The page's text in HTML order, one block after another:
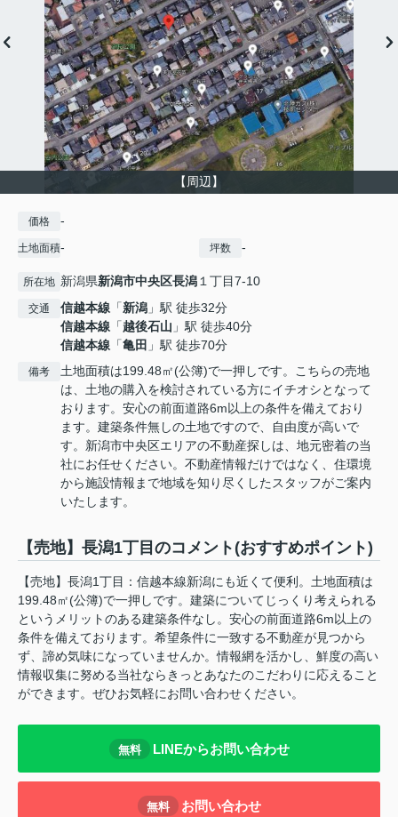
【周辺】
価格 -
土地面積- 坪数 -
所在地 新潟県新潟市中央区長潟 １丁目7-10
交通 信越本線 「新潟 」駅 徒歩32分
信越本線 「越後石山 」駅 徒歩40分
信越本線 「亀田 」駅 徒歩70分
備考
土地面積は199.48㎡(公簿)で一押しです。こちらの売地
は、土地の購入を検討されている方にイチオシとなって
おります。安心の前面道路6m以上の条件を備えており
ます。建築条件無しの土地ですので、自由度が高いで
す。新潟市中央区エリアの不動産探しは、地元密着の当
社にお任せください。不動産情報だけではなく、住環境
から施設情報まで地域を知り尽くしたスタッフがご案内
いたします。
【売地】長潟1丁目のコメント(おすすめポイント)
【売地】長潟1丁目：信越本線新潟にも近くて便利。土地面積は
199.48㎡(公簿)で一押しです。建築についてじっくり考えられる
というメリットのある建築条件なし。安心の前面道路6m以上の
条件を備えております。希望条件に一致する不動産が見つから
ず、諦め気味になっていませんか。情報網を活かし、鮮度の高い
情報収集に努める当社ならきっとあなたのこだわりに応えること
ができます。ぜひお気軽にお問い合わせください。
無料 LINEからお問い合わせ
無料 お問い合わせ